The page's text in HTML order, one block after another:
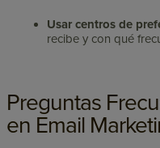
Usar centros de
recibe y con qué
Preguntas
en Email